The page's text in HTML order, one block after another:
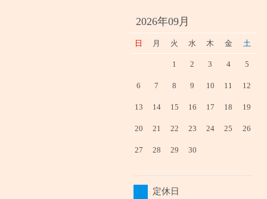
2026年09月
日 月 火 水 木 金 土
1 2 3 4 5
6 7 8 9 10 11 12
13 14 15 16 17 18 19
20 21 22 23 24 25 26
27 28 29 30
定休日